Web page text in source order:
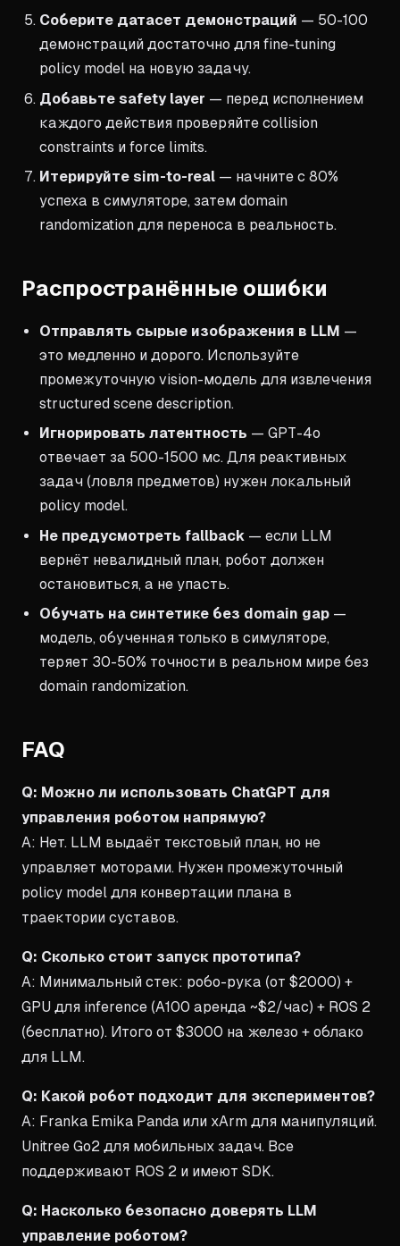
Соберите датасет демонстраций — 50-100
демонстраций достаточно для fine-tuning
policy model на новую задачу.
Добавьте safety layer — перед исполнением
каждого действия проверяйте collision
constraints и force limits.
Итерируйте sim-to-real — начните с 80%
успеха в симуляторе, затем domain
randomization для переноса в реальность.
Распространённые ошибки
Отправлять сырые изображения в LLM —
это медленно и дорого. Используйте
промежуточную vision-модель для извлечения
structured scene description.
Игнорировать латентность — GPT-4o
отвечает за 500-1500 мс. Для реактивных
задач (ловля предметов) нужен локальный
policy model.
Не предусмотреть fallback — если LLM
вернёт невалидный план, робот должен
остановиться, а не упасть.
Обучать на синтетике без domain gap —
модель, обученная только в симуляторе,
теряет 30-50% точности в реальном мире без
domain randomization.
FAQ
Q: Можно ли использовать ChatGPT для
управления роботом напрямую?
A: Нет. LLM выдаёт текстовый план, но не
управляет моторами. Нужен промежуточный
policy model для конвертации плана в
траектории суставов.
Q: Сколько стоит запуск прототипа?
A: Минимальный стек: робо-рука (от $2000) +
GPU для inference (A100 аренда ~$2/час) + ROS 2
(бесплатно). Итого от $3000 на железо + облако
для LLM.
Q: Какой робот подходит для экспериментов?
A: Franka Emika Panda или xArm для манипуляций.
Unitree Go2 для мобильных задач. Все
поддерживают ROS 2 и имеют SDK.
Q: Насколько безопасно доверять LLM
управление роботом?